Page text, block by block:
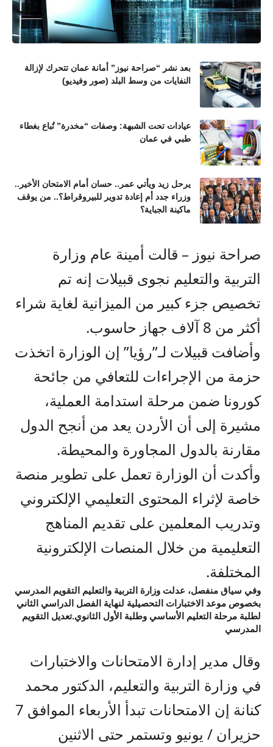
بعد نشر “صراحة نيوز” أمانة عمان تتحرك لإزالة
النفايات من وسط البلد (صور وفيديو)
عيادات تحت الشبهة: وصفات “مخدرة” تُباع بغطاء
طبي في عمان
يرحل زيد ويأتي عمر.. حسان أمام الامتحان الأخير..
وزراء جدد أم إعادة تدوير للبيروقراط؟.. من يوقف
ماكينة الجباية؟
صراحة نيوز – قالت أمينة عام وزارة
التربية والتعليم نجوى قبيلات إنه تم
تخصيص جزء كبير من الميزانية لغاية شراء
أكثر من 8 آلاف جهاز حاسوب.
وأضافت قبيلات لـ”رؤيا” إن الوزارة اتخذت
حزمة من الإجراءات للتعافي من جائحة
كورونا ضمن مرحلة استدامة العملية،
مشيرة إلى أن الأردن يعد من أنجح الدول
مقارنة بالدول المجاورة والمحيطة.
وأكدت أن الوزارة تعمل على تطوير منصة
خاصة لإثراء المحتوى التعليمي الإلكتروني
وتدريب المعلمين على تقديم المناهج
التعليمية من خلال المنصات الإلكترونية
المختلفة.
وفي سياق منفصل، عدلت وزارة التربية والتعليم التقويم المدرسي
بخصوص موعد الاختبارات التحصيلية لنهاية الفصل الدراسي الثاني
لطلبة مرحلة التعليم الأساسي وطلبة الأول الثانوي.تعديل التقويم
المدرسي
وقال مدير إدارة الامتحانات والاختبارات
في وزارة التربية والتعليم، الدكتور محمد
كنانة إن الامتحانات تبدأ الأربعاء الموافق 7
حزيران / يونيو وتستمر حتى الاثنين